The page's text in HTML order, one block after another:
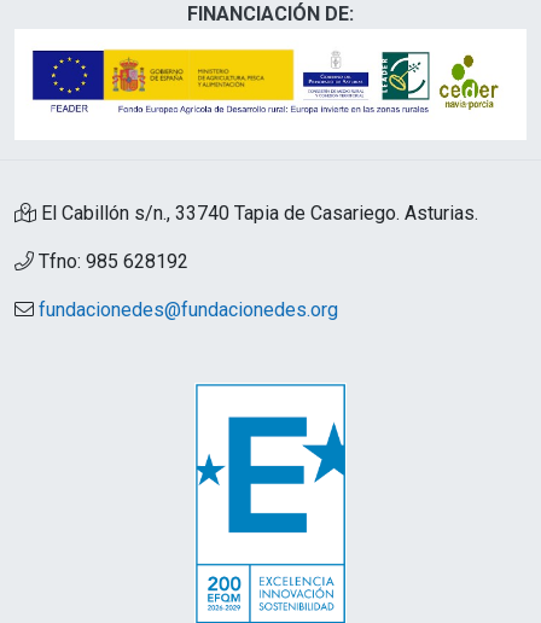
FINANCIACIÓN DE:
El Cabillón s/n., 33740 Tapia de Casariego. Asturias.
Tfno: 985 628192
fundacionedes@fundacionedes.org